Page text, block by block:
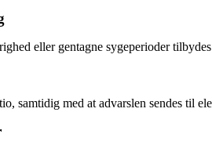
eller gentagne sygeperioder
samtidig med at advarslen sendes til